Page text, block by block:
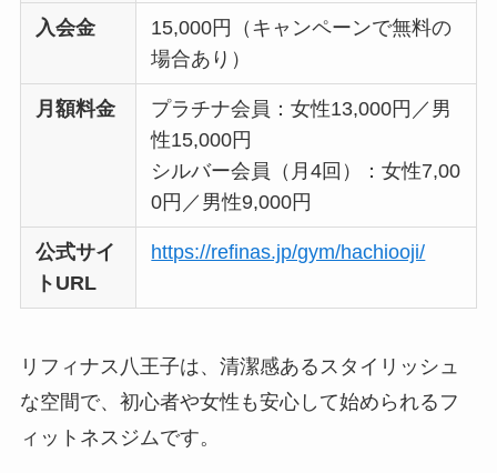
入会金
15,000円（キャンペーンで無料の
場合あり）
月額料金
プラチナ会員：女性13,000円／男
性15,000円
シルバー会員（月4回）：女性7,00
0円／男性9,000円
公式サイ
トURL
https://refinas.jp/gym/hachiooji/
リフィナス八王子は、清潔感あるスタイリッシュ
な空間で、初心者や女性も安心して始められるフ
ィットネスジムです。